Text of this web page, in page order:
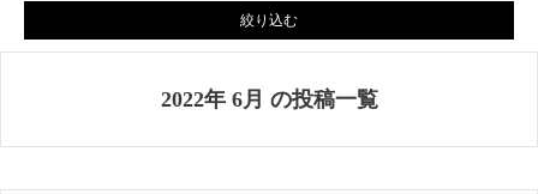
AGILITY Affa(アジリティ アフ
ァ)
ブランド
絞り込む
2022年 6月 の投稿一覧